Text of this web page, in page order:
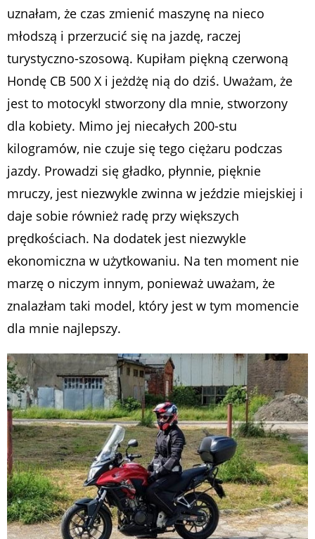
uznałam, że czas zmienić maszynę na nieco
młodszą i przerzucić się na jazdę, raczej
turystyczno-szosową. Kupiłam piękną czerwoną
Hondę CB 500 X i jeżdżę nią do dziś. Uważam, że
jest to motocykl stworzony dla mnie, stworzony
dla kobiety. Mimo jej niecałych 200-stu
kilogramów, nie czuje się tego ciężaru podczas
jazdy. Prowadzi się gładko, płynnie, pięknie
mruczy, jest niezwykle zwinna w jeździe miejskiej i
daje sobie również radę przy większych
prędkościach. Na dodatek jest niezwykle
ekonomiczna w użytkowaniu. Na ten moment nie
marzę o niczym innym, ponieważ uważam, że
znalazłam taki model, który jest w tym momencie
dla mnie najlepszy.